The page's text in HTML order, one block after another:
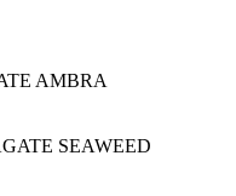
AMBRA
SEAWEED